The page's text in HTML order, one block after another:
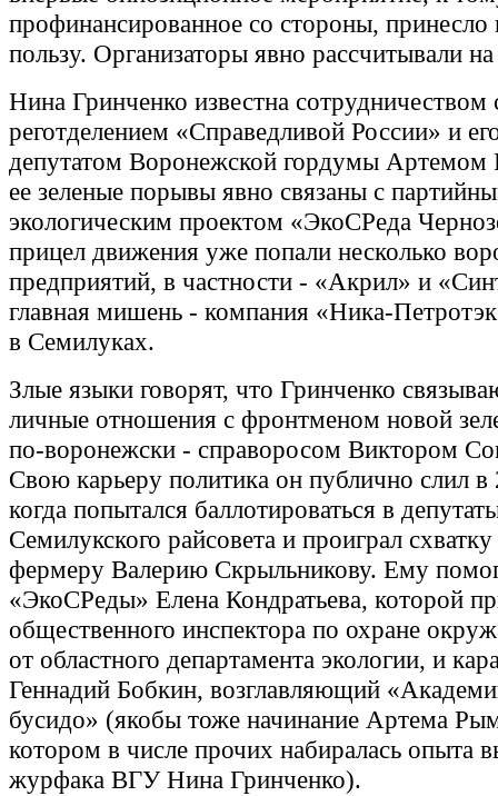
профинансированное со стороны, принесло
пользу. Организаторы явно рассчитывали
Нина Гринченко известна сотрудничеством
реготделением «Справедливой России» и
депутатом Воронежской гордумы
ее зеленые порывы явно связаны с
экологическим проектом «ЭкоСРеда
прицел движения уже попали несколько
предприятий, в частности - «Акрил» и
главная мишень - компания «Ника-
в Семилуках.
Злые языки говорят, что Гринченко
личные отношения с фронтменом новой
по-воронежски - справоросом Виктором
Свою карьеру политика он публично слил в
когда попытался баллотироваться в
Семилукского райсовета и проиграл
фермеру Валерию Скрыльникову. Ему
«ЭкоСРеды» Елена Кондратьева, которой
общественного инспектора по охране
от областного департамента экологии, и
Геннадий Бобкин, возглавляющий
бусидо» (якобы тоже начинание Артема
котором в числе прочих набиралась опыта
журфака ВГУ Нина Гринченко).